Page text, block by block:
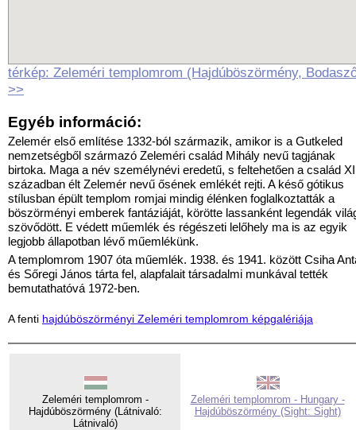
térkép: Zeleméri templomrom (Hajdúböszörmény,
>>
Egyéb információ:
Zelemér első említése 1332-ból származik, amikor is a Gutkeled
nemzetségből származó Zeleméri család Mihály nevű tagjának
birtoka. Maga a név személynévi eredetű, s feltehetően a család
században élt Zelemér nevű ősének emlékét rejti. A késő gótikus
stílusban épült templom romjai mindig élénken foglalkoztatták a
böszörményi emberek fantáziáját, körötte lassanként legendák
szövődött. E védett műemlék és régészeti lelőhely ma is az egyik
legjobb állapotban lévő műemlékünk.
A templomrom 1907 óta műemlék. 1938. és 1941. között Csiha
és Sőregi János tárta fel, alapfalait társadalmi munkával tették
bemutathatóvá 1972-ben.
A fenti hajdúböszörményi Zeleméri templomrom képgalériája
Zeleméri templomrom -
Hajdúböszörmény (Látnivaló:
Látnivaló)
Zeleméri templomrom - Hungary -
Hajdúböszörmény (Sight: Sight)